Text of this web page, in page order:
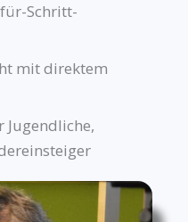
Schritt-
mit direktem